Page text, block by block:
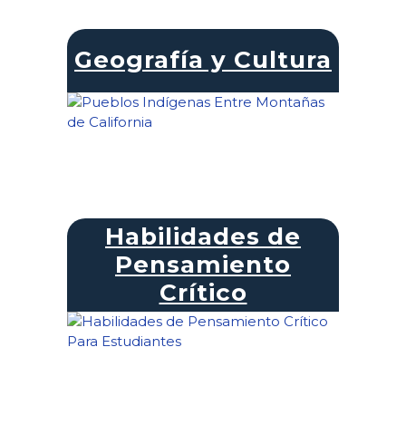
Geografía y Cultura
Habilidades de
Pensamiento
Crítico